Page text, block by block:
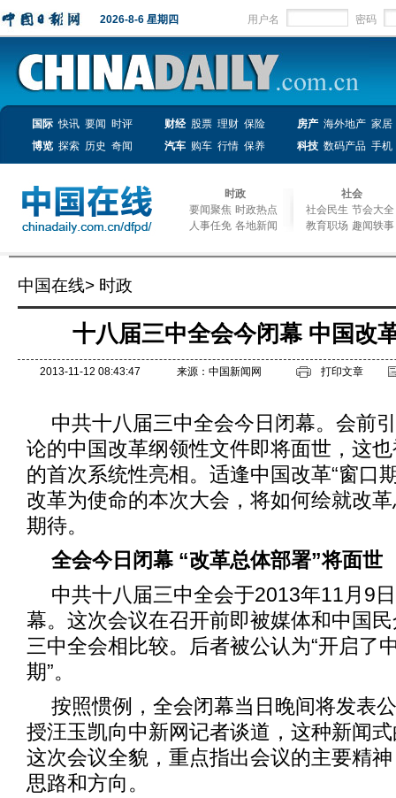
2026-8-6 星期四 用户名 密码
国际 快讯 要闻 时评 财经 股票 理财 保险 房产 海外地产 家居
博览 探索 历史 奇闻 汽车 购车 行情 保养 科技 数码产品 手机
时政
要闻聚焦 时政热点
人事任免 各地新闻
社会
社会民生 节会大全
教育职场 趣闻轶事
中国在线> 时政
十八届三中全会今闭幕 中国改
2013-11-12 08:43:47 来源：中国新闻网 打印文章
中共十八届三中全会今日闭幕。会前
论的中国改革纲领性文件即将面世，这
的首次系统性亮相。适逢中国改革“窗口
改革为使命的本次大会，将如何绘就改
期待。
全会今日闭幕 “改革总体部署”将面世
中共十八届三中全会于2013年11月9
幕。这次会议在召开前即被媒体和中国
三中全会相比较。后者被公认为“开启了
期”。
按照惯例，全会闭幕当日晚间将发表
授汪玉凯向中新网记者谈道，这种新闻
这次会议全貌，重点指出会议的主要精
思路和方向。